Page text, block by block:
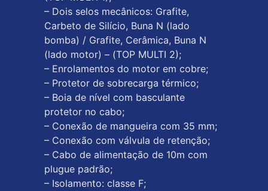
– Dois selos mecânicos: Grafite,
Carbeto de Silício, Buna N (lado
bomba) / Grafite, Cerâmica, Buna N
(lado motor) – (TOP MULTI 2);
– Enrolamentos do motor em cobre;
– Protetor de sobrecarga térmico;
– Boia de nível com basculante
protetor no cabo;
– Conexão de mangueira com 35 mm;
– Conexão com válvula de retenção;
– Cabo de alimentação de 10m com
plugue padrão;
– Isolamento: classe F;